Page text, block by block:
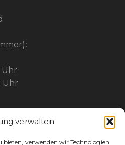
verwalten
verwenden wir Technologien
Uhr
Uhr